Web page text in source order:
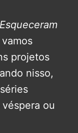
projetos
nisso,
ou